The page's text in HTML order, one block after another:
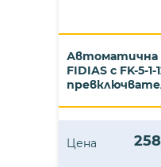
Автоматична
FIDIAS с FK-5-
Цена